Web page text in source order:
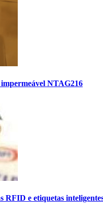
NTAG216
RFID e etiquetas